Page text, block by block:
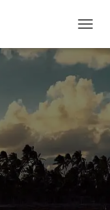
É
L
N
A